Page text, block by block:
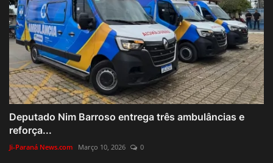
Deputado Nim Barroso entrega três ambulâncias e
reforça...
Ji-Paraná News.com Março 10, 2026 0